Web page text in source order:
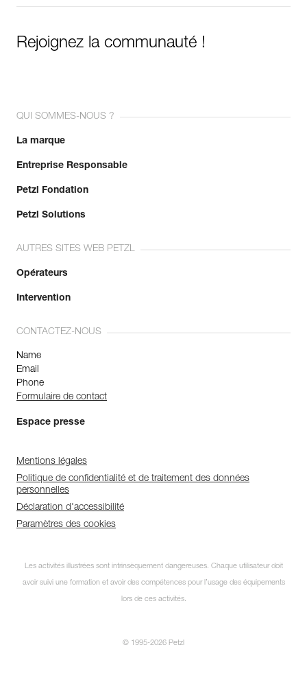
Rejoignez la communauté !
QUI SOMMES-NOUS ?
La marque
Entreprise Responsable
Petzl Fondation
Petzl Solutions
AUTRES SITES WEB PETZL
Opérateurs
Intervention
CONTACTEZ-NOUS
Name
Email
Phone
Formulaire de contact
Espace presse
Mentions légales
Politique de confidentialité et de traitement des données
personnelles
Déclaration d'accessibilité
Paramètres des cookies
Les activités illustrées sont intrinsèquement dangereuses. Chaque utilisateur doit
avoir suivi une formation et avoir des compétences pour l’usage des équipements
lors de ces activités.
© 1995-2026 Petzl